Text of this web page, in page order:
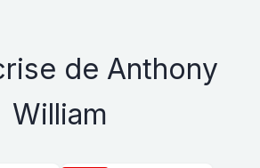
de Anthony
William